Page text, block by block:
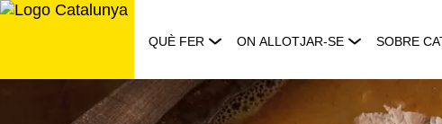
Saltar
QUÈ FER ON ALLOTJAR-SE SOBRE